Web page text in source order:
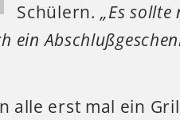
Schülern. „Es sollte
ein
alle erst mal ein